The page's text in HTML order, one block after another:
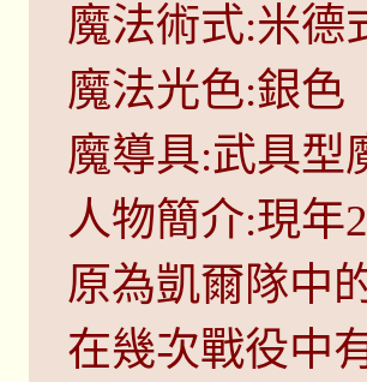
魔法術式:米德
魔法光色:銀色
魔導具:武具型
人物簡介:現年
原為凱爾隊中
在幾次戰役中